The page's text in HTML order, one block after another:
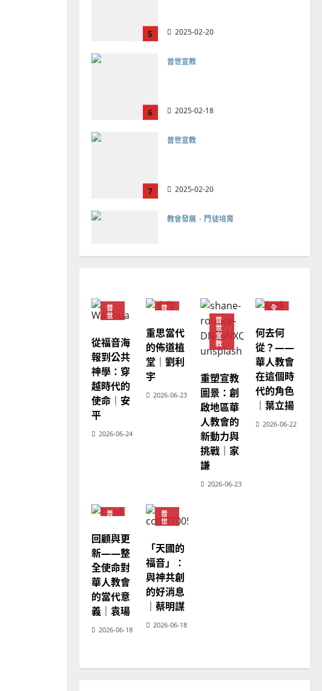
普世宣教
余自力
普世宣教
忠、溫淑芳
教會發展 門徒培育
會？
及反思｜葉大銘
2025-02-18
3
普世宣教 神學教育
宣教的整全使命｜王永信
2025-02-18
向穆斯林傳福音的可行策略
｜黃約瑟
2025-02-20
5
差傳過來人的佳美見證｜歐
2025-02-20
6
普世宣教
馬來西亞華人的農曆新年｜
余自力
2025-02-18
普
世
從福音海
報到公共
神學：穿
越時代的
使命｜安
平
2026-06-24
普
教
重思當代
的佈道植
堂｜劉利
宇
2026-06-23
普
世
宣
教
重塑宣教
圖景：創
啟地區華
人教會的
新動力與
挑戰｜家
謙
2026-06-23
全
人
教
會
普
世
宣
教
何去何
從？——
華人教會
在這個時
代的角色
｜葉立揚
2026-06-22
普
教
回顧與更
新——整
全使命對
華人教會
的當代意
義｜袁瑒
2026-06-18
普
世
神
學
教
育
「天國的
福音」：
與神共創
的好消息
｜蔡明謀
2026-06-18